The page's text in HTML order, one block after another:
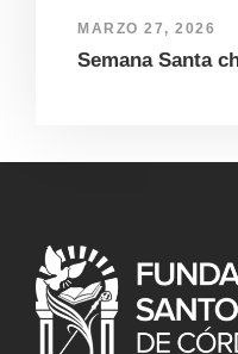
MARZO 27, 2026
Semana Santa